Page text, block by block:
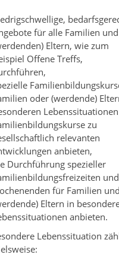
für alle Familien und
Eltern, wie zum
Offene Treffs,
oder (werdende)
zu
relevanten
anbieten,
Durchführung spezieller
für Familien und
Eltern in
anbieten.
Lebenssituation